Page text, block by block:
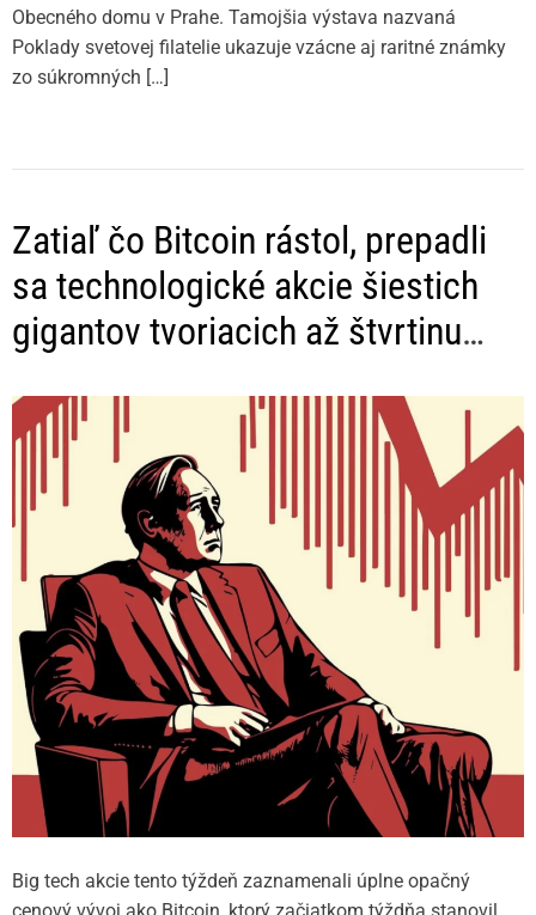
Obecného domu v Prahe. Tamojšia výstava nazvaná
Poklady svetovej filatelie ukazuje vzácne aj raritné známky
zo súkromných […]
Zatiaľ čo Bitcoin rástol, prepadli
sa technologické akcie šiestich
gigantov tvoriacich až štvrtinu
Big tech akcie tento týždeň zaznamenali úplne opačný